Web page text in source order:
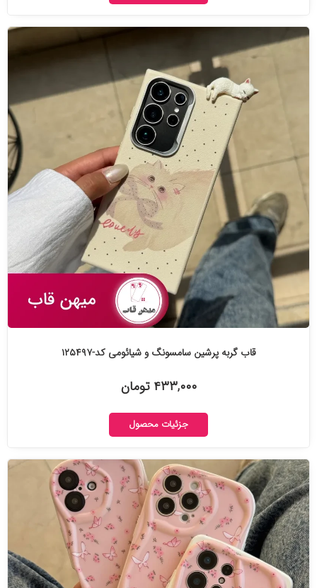
قاب گربه پرشین سامسونگ و شیائومی کد-۱۲۵۴۹۷
۴۳۳,۰۰۰ تومان
جزئیات محصول